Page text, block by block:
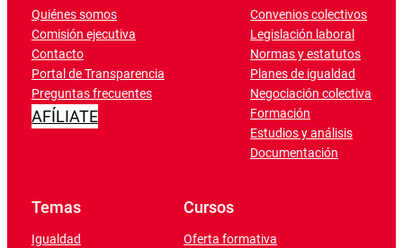
Quiénes somos
Comisión ejecutiva
Contacto
Portal de Transparencia
Preguntas frecuentes
AFÍLIATE
Convenios colectivos
Legislación laboral
Normas y estatutos
Planes de igualdad
Negociación colectiva
Formación
Estudios y análisis
Documentación
Temas
Igualdad
Cursos
Oferta formativa